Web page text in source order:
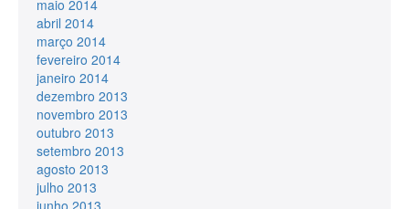
maio 2014
abril 2014
março 2014
fevereiro 2014
janeiro 2014
dezembro 2013
novembro 2013
outubro 2013
setembro 2013
agosto 2013
julho 2013